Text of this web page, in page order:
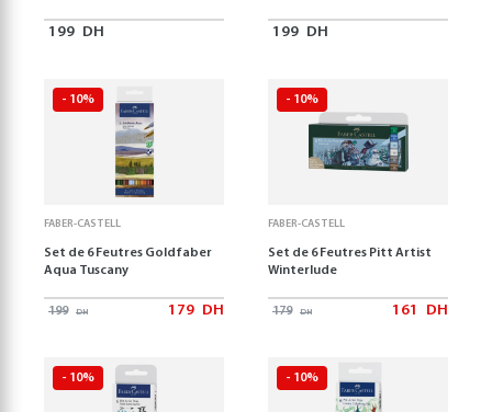
199 DH 199 DH
- 10%
FABER-CASTELL
Set de 6 Feutres Goldfaber
Aqua Tuscany
199 DH 179 DH
- 10%
FABER-CASTELL
Set de 6 Feutres Pitt Artist
Winterlude
179 DH 161 DH
- 10% - 10%